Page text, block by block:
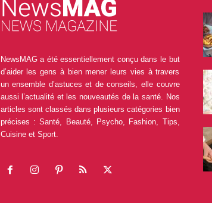
NewsMAG a été essentiellement conçu dans le but
d’aider les gens à bien mener leurs vies à travers
un ensemble d’astuces et de conseils, elle couvre
aussi l’actualité et les nouveautés de la santé. Nos
articles sont classés dans plusieurs catégories bien
précises : Santé, Beauté, Psycho, Fashion, Tips,
Cuisine et Sport.